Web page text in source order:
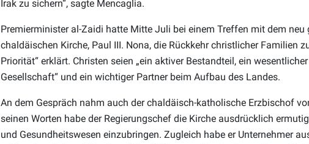
Irak zu sichern“, sagte Mencaglia.
Premierminister al-Zaidi hatte Mitte Juli bei einem Treffen mit dem neu
chaldäischen Kirche, Paul III. Nona, die Rückkehr christlicher Familien
Priorität“ erklärt. Christen seien „ein aktiver Bestandteil, ein
Gesellschaft“ und ein wichtiger Partner beim Aufbau des Landes.
An dem Gespräch nahm auch der chaldäisch-katholische Erzbischof
seinen Worten habe der Regierungschef die Kirche ausdrücklich
und Gesundheitswesen einzubringen. Zugleich habe er Unternehmer